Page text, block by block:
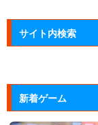
サイト内検索
新着ゲーム